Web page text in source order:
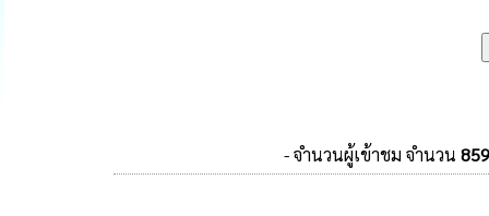
- จำนวนผู้เข้าชม จำนวน